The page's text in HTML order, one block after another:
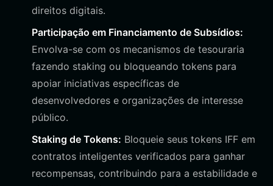
direitos digitais.
Participação em Financiamento de Subsídios:
Envolva-se com os mecanismos de tesouraria
fazendo staking ou bloqueando tokens para
apoiar iniciativas específicas de
desenvolvedores e organizações de interesse
público.
Staking de Tokens: Bloqueie seus tokens IFF em
contratos inteligentes verificados para ganhar
recompensas, contribuindo para a estabilidade e